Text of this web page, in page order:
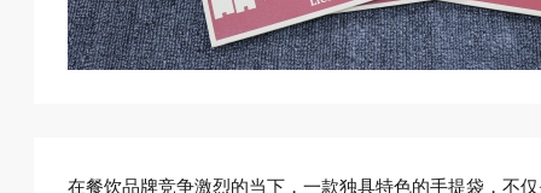
在餐饮品牌竞争激烈的当下，一款独具特色的手提袋，不